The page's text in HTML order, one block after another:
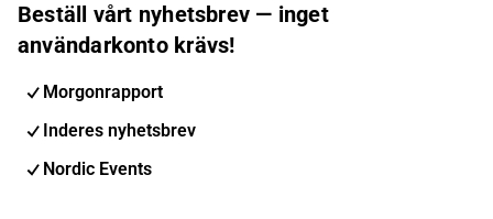
Beställ vårt nyhetsbrev — inget
användarkonto krävs!
Morgonrapport
Inderes nyhetsbrev
Nordic Events